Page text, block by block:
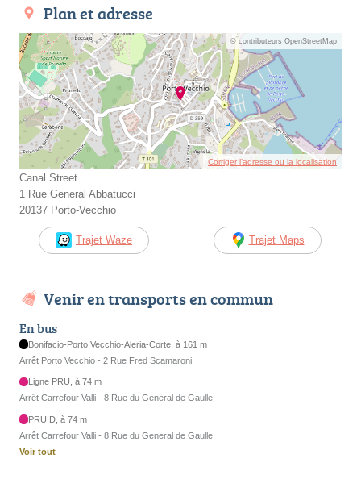
Plan et adresse
© contributeurs OpenStreetMap
Corriger l’adresse ou la localisation
Canal Street
1 Rue General Abbatucci
20137 Porto-Vecchio
Trajet Waze Trajet Maps
Venir en transports en commun
En bus
Bonifacio-Porto Vecchio-Aleria-Corte, à 161 m
Arrêt Porto Vecchio - 2 Rue Fred Scamaroni
Ligne PRU, à 74 m
Arrêt Carrefour Valli - 8 Rue du General de Gaulle
PRU D, à 74 m
Arrêt Carrefour Valli - 8 Rue du General de Gaulle
Voir tout